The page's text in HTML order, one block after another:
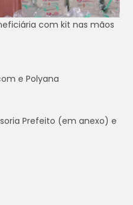
com kit nas mãos
e Polyana
Prefeito (em anexo) e